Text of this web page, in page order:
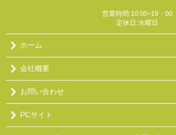
営業時間:10:00~19：00
定休日:水曜日
ホーム
会社概要
お問い合わせ
PCサイト